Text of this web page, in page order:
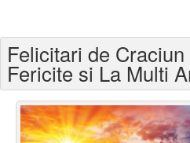
Felicitari varsta
Felicitari zilele anului
Felicitari zile saptamana
Felicitari de
Fericite si La Multi